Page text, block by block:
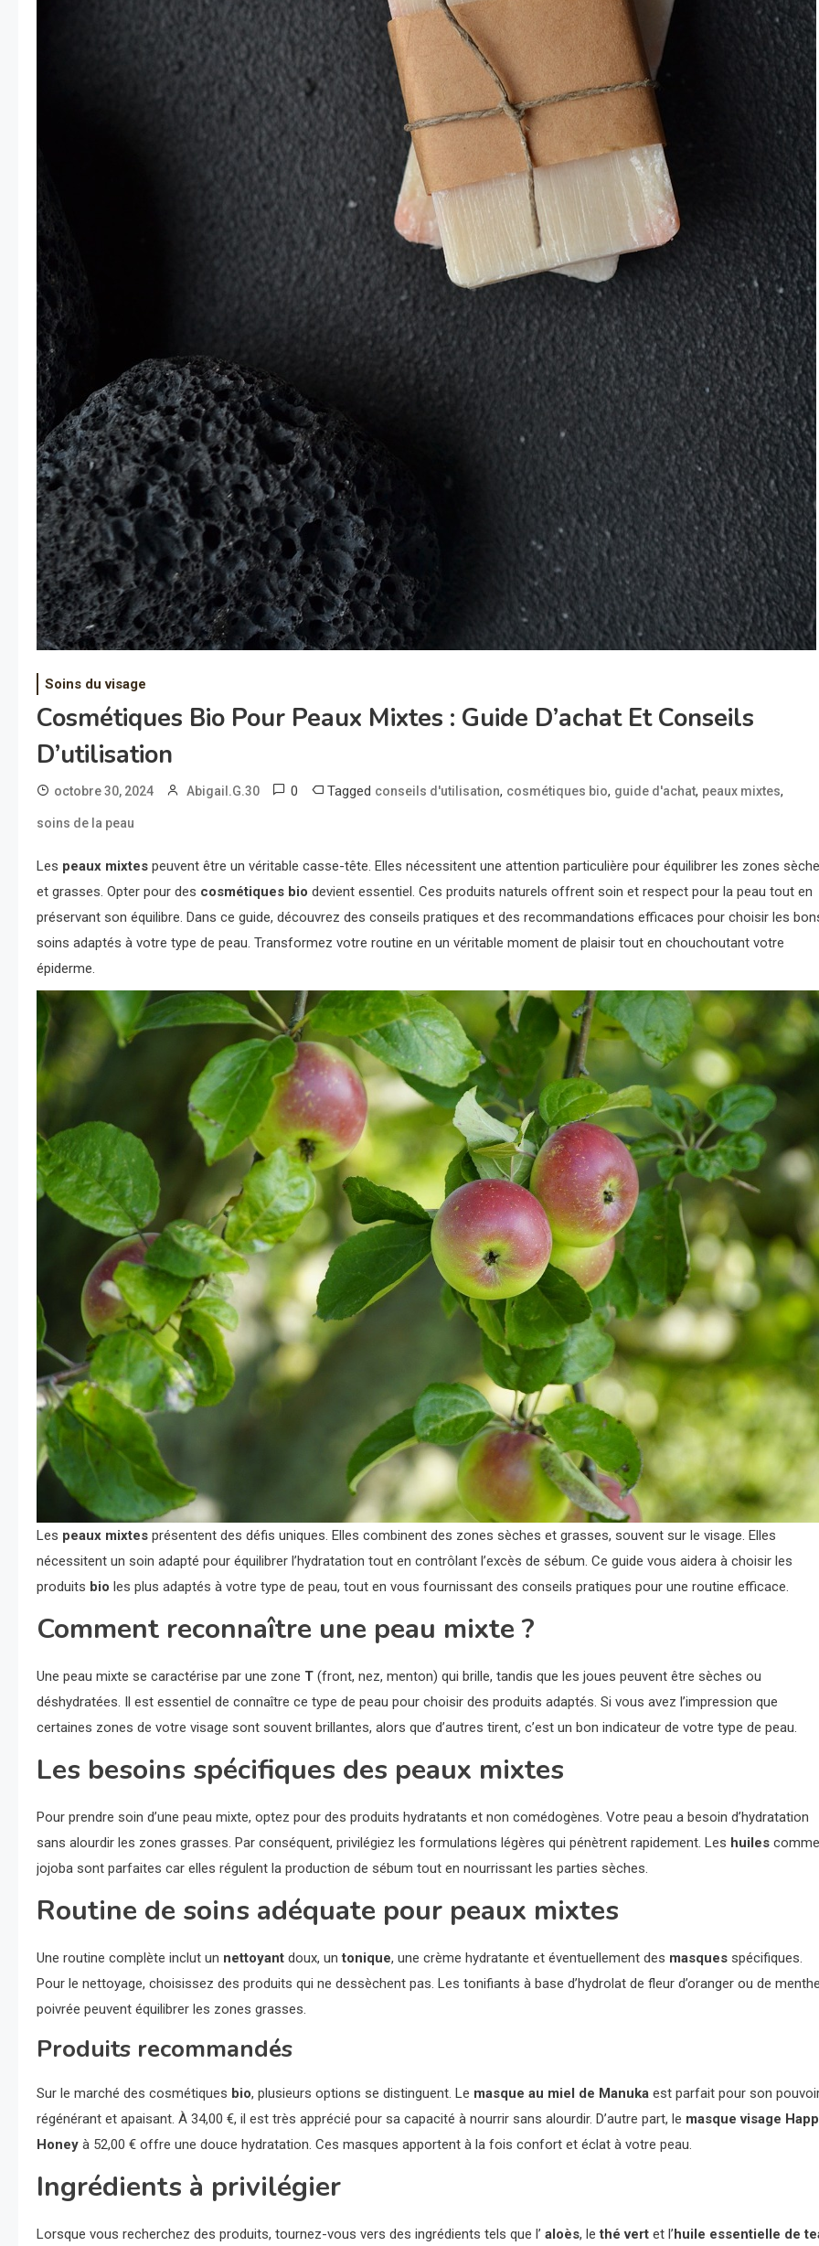
Soins du visage
Cosmétiques Bio Pour Peaux Mixtes : Guide D’achat Et Conseils
D’utilisation
octobre 30, 2024 Abigail.G.30 0 Tagged conseils d'utilisation, cosmétiques bio, guide d'achat, peaux mixtes,
soins de la peau
Les peaux mixtes peuvent être un véritable casse-tête. Elles nécessitent une attention particulière pour équilibrer les zones
et grasses. Opter pour des cosmétiques bio devient essentiel. Ces produits naturels offrent soin et respect pour la peau tout en
préservant son équilibre. Dans ce guide, découvrez des conseils pratiques et des recommandations efficaces pour choisir les
soins adaptés à votre type de peau. Transformez votre routine en un véritable moment de plaisir tout en chouchoutant votre
épiderme.
Les peaux mixtes présentent des défis uniques. Elles combinent des zones sèches et grasses, souvent sur le visage. Elles
nécessitent un soin adapté pour équilibrer l’hydratation tout en contrôlant l’excès de sébum. Ce guide vous aidera à choisir les
produits bio les plus adaptés à votre type de peau, tout en vous fournissant des conseils pratiques pour une routine efficace.
Comment reconnaître une peau mixte ?
Une peau mixte se caractérise par une zone T (front, nez, menton) qui brille, tandis que les joues peuvent être sèches ou
déshydratées. Il est essentiel de connaître ce type de peau pour choisir des produits adaptés. Si vous avez l’impression que
certaines zones de votre visage sont souvent brillantes, alors que d’autres tirent, c’est un bon indicateur de votre type de peau.
Les besoins spécifiques des peaux mixtes
Pour prendre soin d’une peau mixte, optez pour des produits hydratants et non comédogènes. Votre peau a besoin d’hydratation
sans alourdir les zones grasses. Par conséquent, privilégiez les formulations légères qui pénètrent rapidement. Les huiles
jojoba sont parfaites car elles régulent la production de sébum tout en nourrissant les parties sèches.
Routine de soins adéquate pour peaux mixtes
Une routine complète inclut un nettoyant doux, untonique, une crème hydratante et éventuellement des masques spécifiques.
Pour le nettoyage, choisissez des produits qui ne dessèchent pas. Les tonifiants à base d’hydrolat de fleur d’oranger ou de
poivrée peuvent équilibrer les zones grasses.
Produits recommandés
Sur le marché des cosmétiques bio, plusieurs options se distinguent. Le masque au miel de Manuka est parfait pour son
régénérant et apaisant. À 34,00 €, il est très apprécié pour sa capacité à nourrir sans alourdir. D’autre part, le masque visage
Honey à 52,00 € offre une douce hydratation. Ces masques apportent à la fois confort et éclat à votre peau.
Ingrédients à privilégier
Lorsque vous recherchez des produits, tournez-vous vers des ingrédients tels que l’ aloès, lethé vert et l’ huile essentielle de